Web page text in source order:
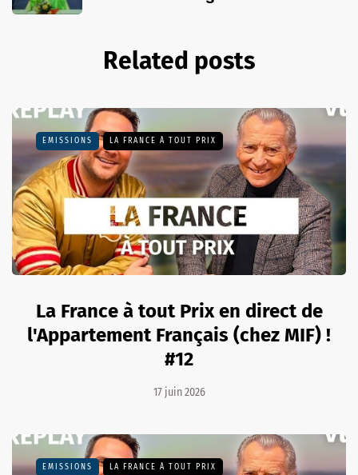
Related posts
EMISSIONS LA FRANCE À TOUT PRIX
La France à tout Prix en direct de
l'Appartement Français (chez MIF) !
#12
17 juin 2026
EMISSIONS LA FRANCE À TOUT PRIX